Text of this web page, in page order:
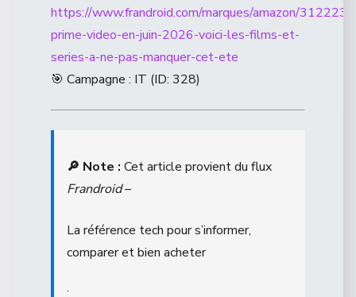
https://www.frandroid.com/marques/amazon/
prime-video-en-juin-2026-voici-les-films-et-
series-a-ne-pas-manquer-cet-ete
🎯 Campagne : IT (ID: 328)
🔎 Note : Cet article provient du flux
Frandroid–
La référence tech pour s’informer,
comparer et bien acheter
.